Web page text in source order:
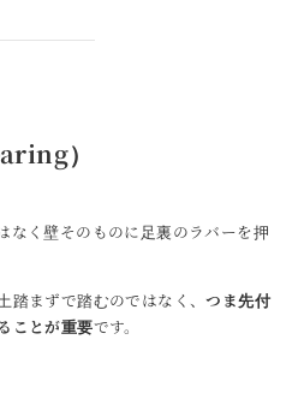
）
なく壁そのものに足裏のラバーを押
踏まずで踏むのではなく、つま先付
ことが重要です。